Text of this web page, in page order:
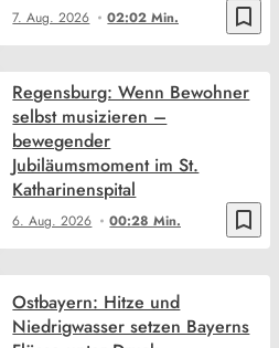
bookmark_border
7. Aug. 2026 02:02 Min.
bookmark_border
6. Aug. 2026 00:28 Min.
Regensburg: Wenn Bewohner
selbst musizieren –
bewegender
Jubiläumsmoment im St.
Katharinenspital
Ostbayern: Hitze und
Niedrigwasser setzen Bayerns